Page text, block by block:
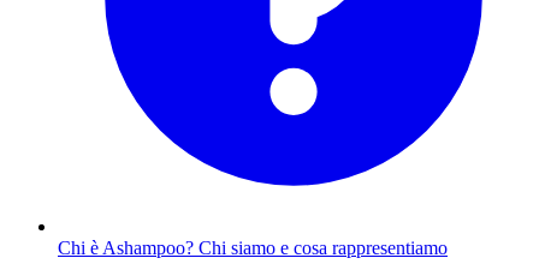
Chi è Ashampoo? Chi siamo e cosa rappresentiamo